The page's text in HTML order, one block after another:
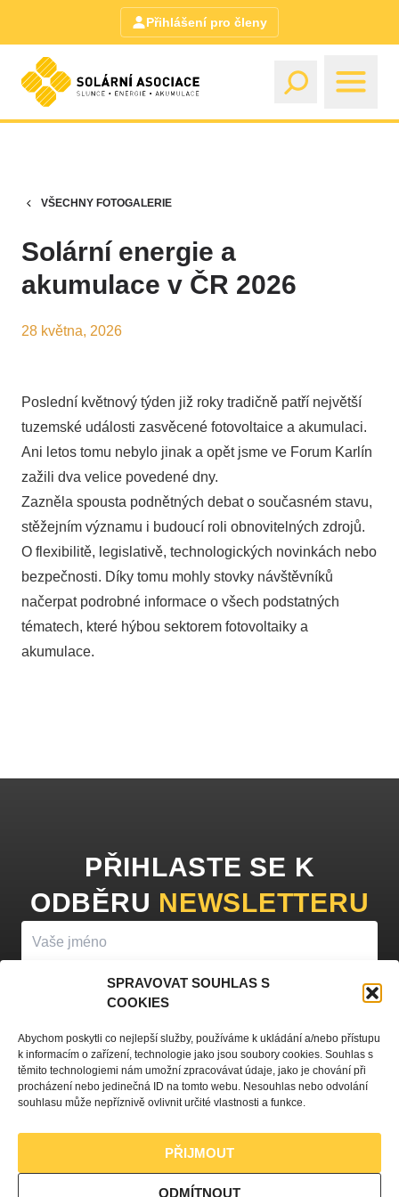
SPRAVOVAT SOUHLAS S
COOKIES
Abychom poskytli co nejlepší služby, používáme k ukládání a/nebo přístupu
k informacím o zařízení, technologie jako jsou soubory cookies. Souhlas s
těmito technologiemi nám umožní zpracovávat údaje, jako je chování při
procházení nebo jedinečná ID na tomto webu. Nesouhlas nebo odvolání
souhlasu může nepříznivě ovlivnit určité vlastnosti a funkce.
PŘIJMOUT
ODMÍTNOUT
Přihlášení pro členy
VŠECHNY FOTOGALERIE
Solární energie a
akumulace v ČR 2026
28 května, 2026
Poslední květnový týden již roky tradičně patří největší
tuzemské události zasvěcené fotovoltaice a akumulaci.
Ani letos tomu nebylo jinak a opět jsme ve Forum Karlín
zažili dva velice povedené dny.
Zazněla spousta podnětných debat o současném stavu,
stěžejním významu i budoucí roli obnovitelných zdrojů.
O flexibilitě, legislativě, technologických novinkách nebo
bezpečnosti. Díky tomu mohly stovky návštěvníků
načerpat podrobné informace o všech podstatných
tématech, které hýbou sektorem fotovoltaiky a
akumulace.
PŘIHLASTE SE K
ODBĚRU NEWSLETTERU
Vyplněním vašeho jména a e-mailu souhlasíte sezpracováním
osobních údajůa zasíláním obchodních sdělení.
Zásady ochrany osobních údajů